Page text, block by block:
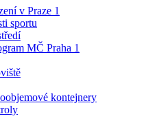
v Praze 1
sportu
MČ Praha 1
kontejnery